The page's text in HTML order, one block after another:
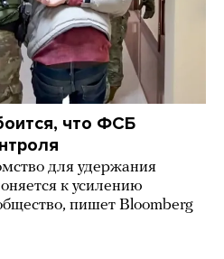
что ФСБ
для удержания
к усилению
пишет Bloomberg